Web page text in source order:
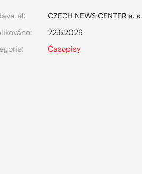
CZECH NEWS CENTER a. s.
22.6.2026
Časopisy